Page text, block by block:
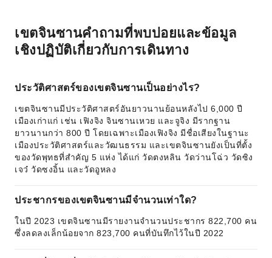
เขตจินซานคำถามที่พบบ่อยและข้อมูล
เชิงปฏิบัติเกี่ยวกับการเดินทาง
ประวัติศาสตร์ของเขตจินซานเป็นอย่างไร?
เขตจินซานมีประวัติศาสตร์อันยาวนานย้อนหลังไป 6,000 ปี
เมืองเก่าแก่ เช่น เฟิงจิง จินซานเหวย และจูจิง มีรากฐาน
ยาวนานกว่า 800 ปี โดยเฉพาะเมืองเฟิงจิง มีชื่อเสียงในฐานะ
เมืองประวัติศาสตร์และวัฒนธรรม และเขตจินซานยังเป็นที่ตั้ง
ของวัดพุทธที่สำคัญ 5 แห่ง ได้แก่ วัดตงหลิน วัดว่านโฉ่ว วัดซิง
เจว๋ วัดซงอิ้น และวัดอูหลง
ประชากรของเขตจินซานมีจำนวนเท่าใด?
ในปี 2023 เขตจินซานมีรายงานจำนวนประชากร 822,700 คน
ซึ่งลดลงเล็กน้อยจาก 823,700 คนที่บันทึกไว้ในปี 2022